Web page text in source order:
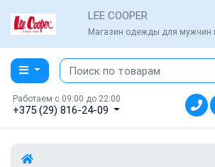
LEE COOPER
Магазин одежды для мужчин
Работаем с 09:00 до 22:00
+375 (29) 816-24-09